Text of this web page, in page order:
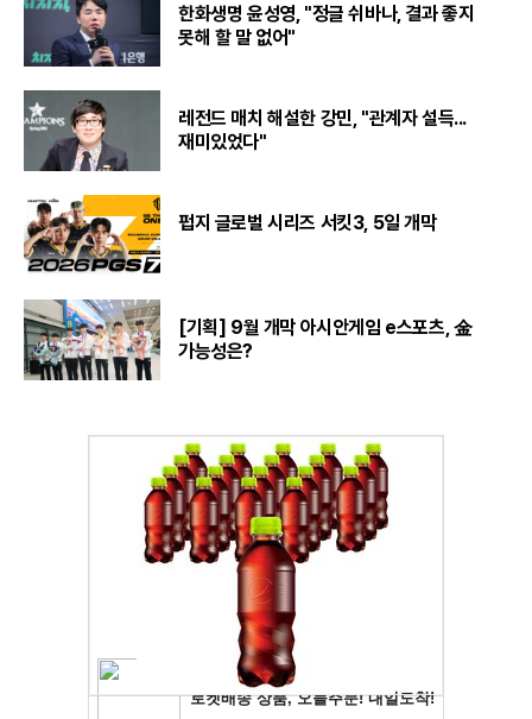
한화생명 윤성영, "정글 쉬바나, 결과 좋지
못해 할 말 없어"
레전드 매치 해설한 강민, "관계자 설득...
재미있었다"
펍지 글로벌 시리즈 서킷3, 5일 개막
[기획] 9월 개막 아시안게임 e스포츠, 金
가능성은?